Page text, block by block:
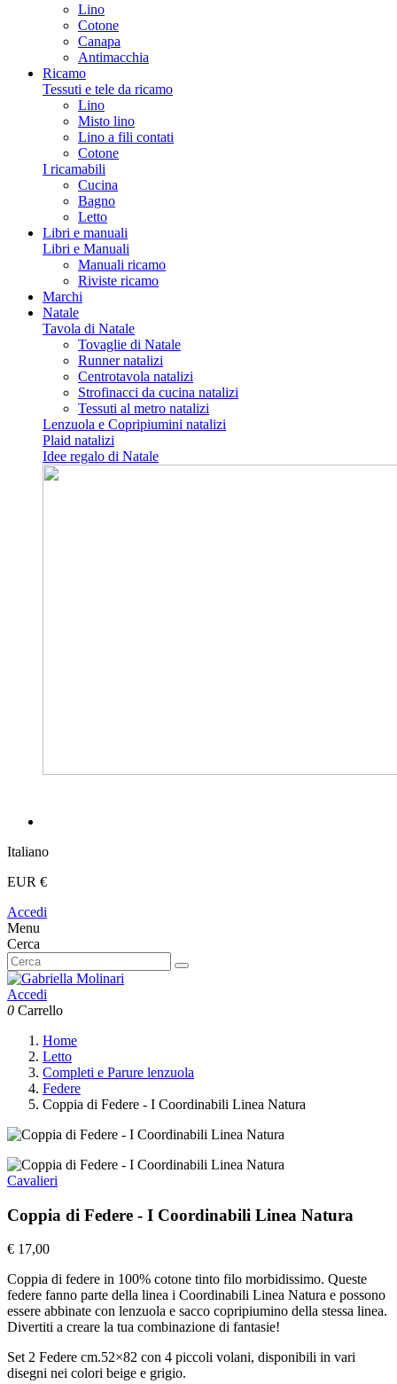
Lino
Cotone
Canapa
Antimacchia
Ricamo
Tessuti e tele da ricamo
Lino
Misto lino
Lino a fili contati
Cotone
I ricamabili
Cucina
Bagno
Letto
Libri e manuali
Libri e Manuali
Manuali ricamo
Riviste ricamo
Marchi
Natale
Tavola di Natale
Tovaglie di Natale
Runner natalizi
Centrotavola natalizi
Strofinacci da cucina natalizi
Tessuti al metro natalizi
Lenzuola e Copripiumini natalizi
Plaid natalizi
Idee regalo di Natale
Italiano
EUR €
Accedi
Menu
Cerca
Accedi
0 Carrello
Home
Letto
Completi e Parure lenzuola
Federe
Coppia di Federe - I Coordinabili Linea Natura
Cavalieri
Coppia di Federe - I Coordinabili Linea Natura
€ 17,00
Coppia di federe in 100% cotone tinto filo morbidissimo. Queste
federe fanno parte della linea i Coordinabili Linea Natura e possono
essere abbinate con lenzuola e sacco copripiumino della stessa linea.
Divertiti a creare la tua combinazione di fantasie!
Set 2 Federe cm.52×82 con 4 piccoli volani, disponibili in vari
disegni nei colori beige e grigio.